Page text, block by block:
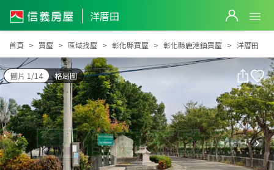
洋厝田
首頁 買屋 區域找屋 彰化縣買屋 彰化縣鹿港鎮買屋 洋厝田
圖片 1/14 格局圖